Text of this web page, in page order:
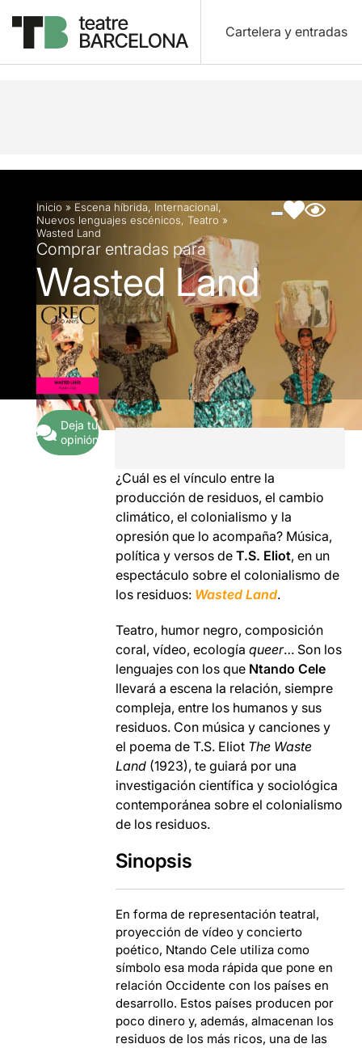
Cartelera y entradas
Descripción Ficha artística Fotos y vídeos
Inicio » Escena híbrida, Internacional,
Nuevos lenguajes escénicos, Teatro »
Wasted Land
Comprar entradas para
Wasted Land
Deja tu
opinión
¿Cuál es el vínculo entre la
producción de residuos, el cambio
climático, el colonialismo y la
opresión que lo acompaña? Música,
política y versos deT.S. Eliot, en un
espectáculo sobre el colonialismo de
los residuos: Wasted Land.
Teatro, humor negro, composición
coral, vídeo, ecologíaqueer… Son los
lenguajes con los que Ntando Cele
llevará a escena la relación, siempre
compleja, entre los humanos y sus
residuos. Con música y canciones y
el poema de T.S. Eliot The Waste
Land (1923), te guiará por una
investigación científica y sociológica
contemporánea sobre el colonialismo
de los residuos.
Sinopsis
En forma de representación teatral,
proyección de vídeo y concierto
poético, Ntando Cele utiliza como
símbolo esa moda rápida que pone en
relación Occidente con los países en
desarrollo. Estos países producen por
poco dinero y, además, almacenan los
residuos de los más ricos, una de las